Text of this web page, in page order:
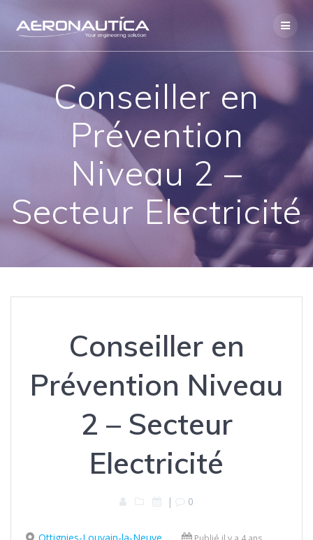
Conseiller en
Prévention
Niveau 2 –
Secteur Electricité
Conseiller en
Prévention Niveau
2 – Secteur
Electricité
| 0